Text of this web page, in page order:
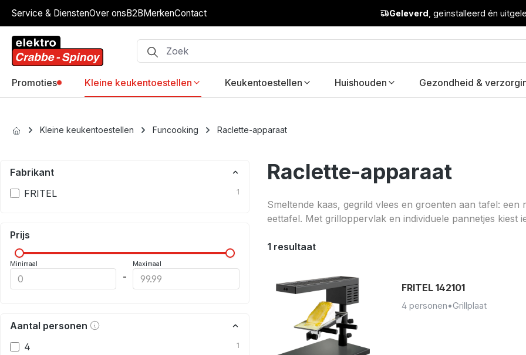
to main content
Skip to search
Skip to main navigation
Service & DienstenOver onsB2BMerkenContact Geleverd , geïnstalleerd én
Promoties Kleine keukentoestellen Keukentoestellen Huishouden Gezondheid &
Kleine keukentoestellen Funcooking Raclette-apparaat
Fabrikant
FRITEL
1
Prijs
Minimaal
-
Maximaal
Aantal personen
4
1
Raclette-apparaat
Smeltende kaas, gegrild vlees en groenten aan tafel:
eettafel. Met grilloppervlak en individuele pannetjes kiest
1 resultaat
FRITEL 142101
4 personen•Grillplaat